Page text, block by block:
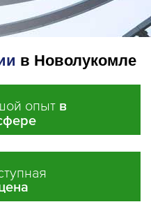
в Новолукомле
опыт в